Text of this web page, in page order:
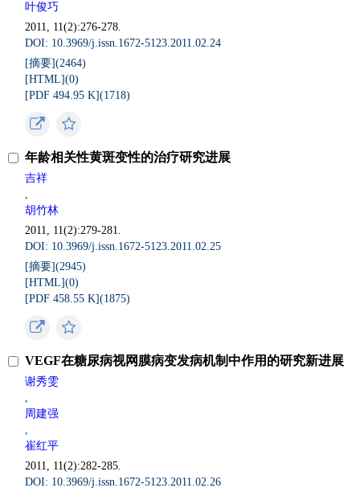
叶俊巧
2011, 11(2):276-278.
DOI: 10.3969/j.issn.1672-5123.2011.02.24
[摘要](2464)
[HTML](0)
[PDF 494.95 K](1718)
年龄相关性黄斑变性的治疗研究进展
吉祥
,
胡竹林
2011, 11(2):279-281.
DOI: 10.3969/j.issn.1672-5123.2011.02.25
[摘要](2945)
[HTML](0)
[PDF 458.55 K](1875)
VEGF在糖尿病视网膜病变发病机制中作用的研究新进展
谢秀雯
,
周建强
,
崔红平
2011, 11(2):282-285.
DOI: 10.3969/j.issn.1672-5123.2011.02.26